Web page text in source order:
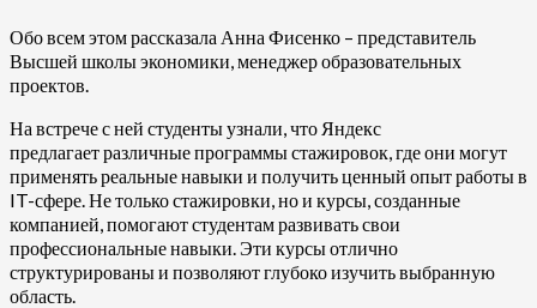
Обо всем этом рассказала Анна Фисенко – представитель
Высшей школы экономики, менеджер образовательных
проектов.
На встрече с ней студенты узнали, что Яндекс
предлагает различные программы стажировок, где они могут
применять реальные навыки и получить ценный опыт работы в
IT-сфере. Не только стажировки, но и курсы, созданные
компанией, помогают студентам развивать свои
профессиональные навыки. Эти курсы отлично
структурированы и позволяют глубоко изучить выбранную
область.